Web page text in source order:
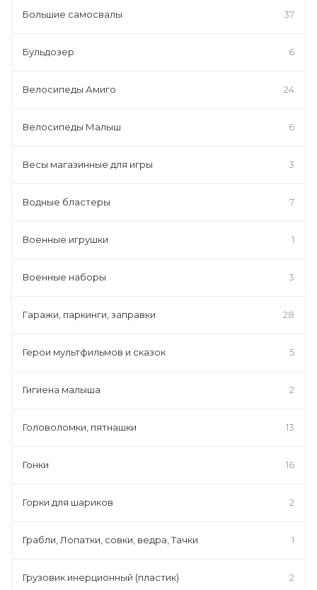
Большие самосвалы 37
Бульдозер 6
Велосипеды Амиго 24
Велосипеды Малыш 6
Весы магазинные для игры 3
Водные бластеры 7
Военные игрушки 1
Военные наборы 3
Гаражи, паркинги, заправки 28
Герои мультфильмов и сказок 5
Гигиена малыша 2
Головоломки, пятнашки 13
Гонки 16
Горки для шариков 2
Грабли, Лопатки, совки, ведра, Тачки 1
Грузовик инерционный (пластик) 2